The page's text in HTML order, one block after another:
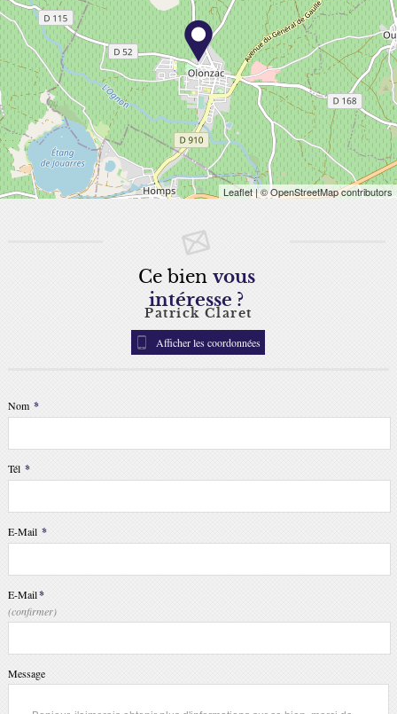
Leaflet | © OpenStreetMap contributors
Ce bien vous
intéresse ?
Patrick Claret
Afficher les coordonnées
Nom *
Tél *
E-Mail *
E-Mail*
(confirmer)
Message